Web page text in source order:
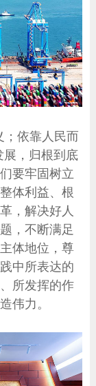
；依靠人民而
展，归根到底
要牢固树立
体利益、根
，解决好人
，不断满足
体地位，尊
中所表达的
所发挥的作
伟力。